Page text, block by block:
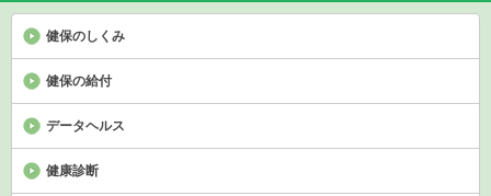
健保のしくみ
健保の給付
データヘルス
健康診断